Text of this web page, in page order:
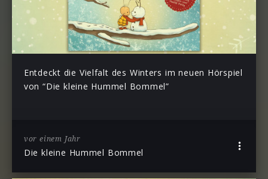
Entdeckt die Vielfalt des Winters im neuen Hörspiel
von “Die kleine Hummel Bommel”
vor einem Jahr
Die kleine Hummel Bommel